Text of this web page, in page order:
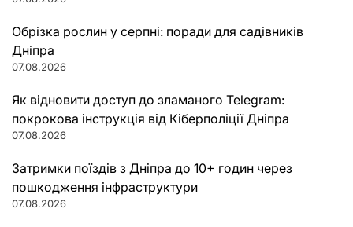
Обрізка рослин у серпні: поради для садівників
Дніпра
07.08.2026
Як відновити доступ до зламаного Telegram:
покрокова інструкція від Кіберполіції Дніпра
07.08.2026
Затримки поїздів з Дніпра до 10+ годин через
пошкодження інфраструктури
07.08.2026